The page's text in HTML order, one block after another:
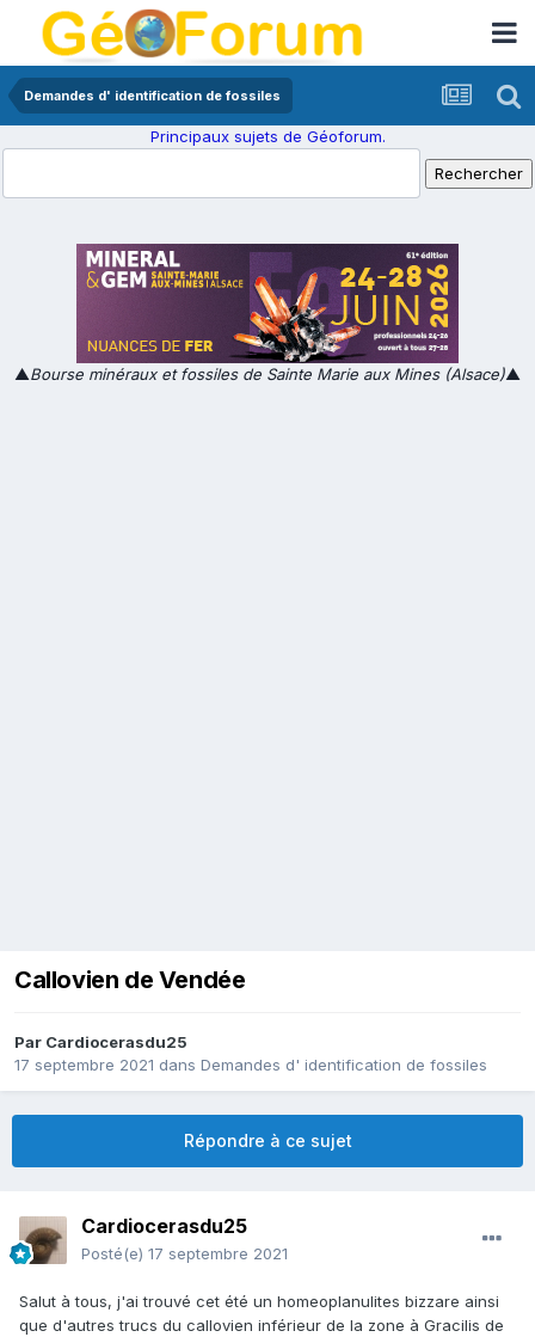
Demandes d' identification de fossiles
Principaux sujets de Géoforum.
▲Bourse minéraux et fossiles de Sainte Marie aux Mines (Alsace)▲
Callovien de Vendée
Par Cardiocerasdu25
17 septembre 2021 dans Demandes d' identification de fossiles
Répondre à ce sujet
Cardiocerasdu25
Posté(e) 17 septembre 2021
Salut à tous, j'ai trouvé cet été un homeoplanulites bizzare ainsi
que d'autres trucs du callovien inférieur de la zone à Gracilis de